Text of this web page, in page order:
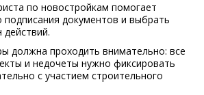
по новостройкам помогает
подписания документов и выбрать
должна проходить внимательно: все
и недочеты нужно фиксировать
с участием строительного